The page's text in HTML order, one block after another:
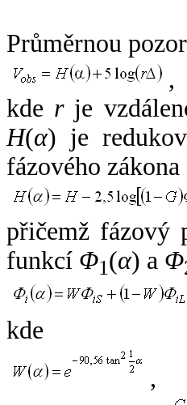
Průměrnou
,
kde rje
H(α) je
fázového zákona
přičemž fázový
funkcí Φ1(α) a Φ
kde
,